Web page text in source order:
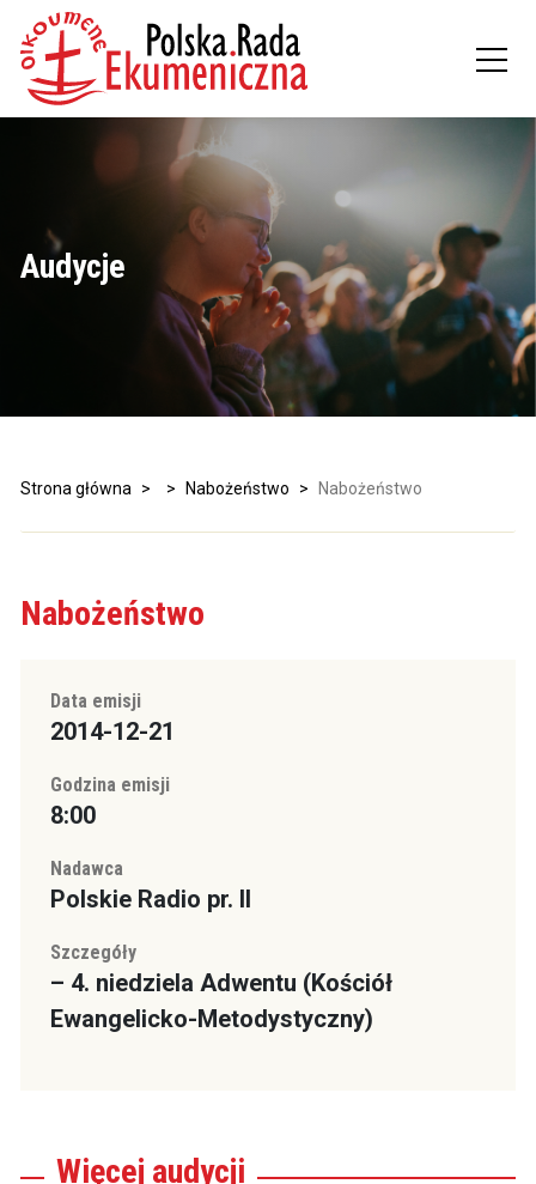
Audycje
Strona główna > > Nabożeństwo > Nabożeństwo
Nabożeństwo
Data emisji
2014-12-21
Godzina emisji
8:00
Nadawca
Polskie Radio pr. II
Szczegóły
– 4. niedziela Adwentu (Kościół
Ewangelicko-Metodystyczny)
Więcej audycji